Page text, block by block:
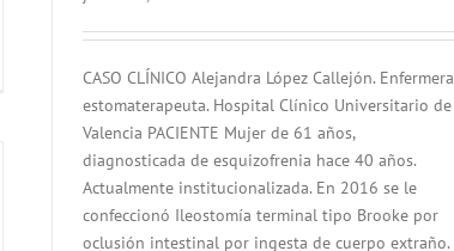
CASO CLÍNICO Alejandra López Callejón. Enfermera
estomaterapeuta. Hospital Clínico Universitario de
Valencia PACIENTE Mujer de 61 años,
diagnosticada de esquizofrenia hace 40 años.
Actualmente institucionalizada. En 2016 se le
confeccionó Ileostomía terminal tipo Brooke por
oclusión intestinal por ingesta de cuerpo extraño.